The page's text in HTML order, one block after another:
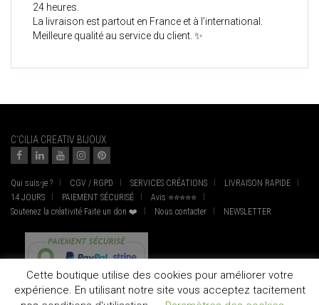
24 heures.
La livraison est partout en France et à l’international.
Meilleure qualité au service du client. ✨
C'CILIA CREATIV BIJOUX
Qui suis-je ? CGV / RGPD SERVICES CRÉATIONS
LIVRAISON RAPIDE
14 JOURS
PAIEMENT SÉCURISÉ
Avis ⭐⭐⭐⭐⭐
Soutenez la créativité Faite un don ❤️
Nous contacter NEWSLETTER
Cette boutique utilise des cookies pour améliorer votre
expérience. En utilisant notre site vous acceptez tacitement